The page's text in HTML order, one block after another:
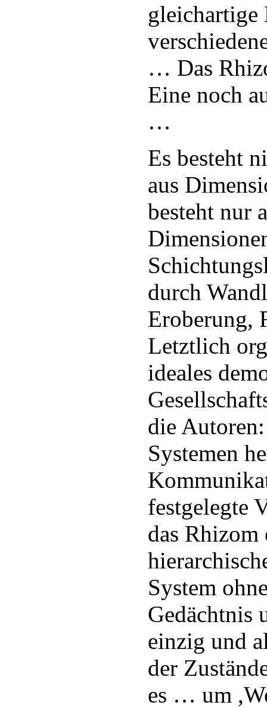
gleichartige
… Das
Eine noch
…
Es besteht
aus
besteht nur
durch
Eroberung,
Letztlich
ideales
die
Systemen
festgelegte
das
System
Gedächtnis
einzig und
der
es … um